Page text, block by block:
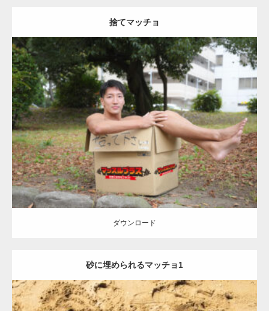
捨てマッチョ
Update:2023.04.28
Category:公園のマッチョ オレンジの人 AKIHITO(細マッチョ)
捨
てマッチョ
ダウンロード
ダウンロード
砂に埋められるマッチョ1